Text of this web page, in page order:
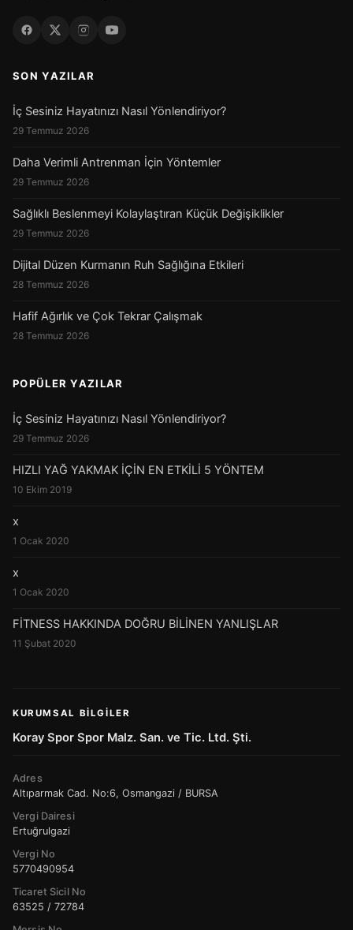
SON YAZILAR
İç Sesiniz Hayatınızı Nasıl Yönlendiriyor?
29 Temmuz 2026
Daha Verimli Antrenman İçin Yöntemler
29 Temmuz 2026
Sağlıklı Beslenmeyi Kolaylaştıran Küçük Değişiklikler
29 Temmuz 2026
Dijital Düzen Kurmanın Ruh Sağlığına Etkileri
28 Temmuz 2026
Hafif Ağırlık ve Çok Tekrar Çalışmak
28 Temmuz 2026
POPÜLER YAZILAR
İç Sesiniz Hayatınızı Nasıl Yönlendiriyor?
29 Temmuz 2026
HIZLI YAĞ YAKMAK İÇİN EN ETKİLİ 5 YÖNTEM
10 Ekim 2019
x
1 Ocak 2020
x
1 Ocak 2020
FİTNESS HAKKINDA DOĞRU BİLİNEN YANLIŞLAR
11 Şubat 2020
KURUMSAL BILGILER
Koray Spor Spor Malz. San. ve Tic. Ltd. Şti.
Adres
Altıparmak Cad. No:6, Osmangazi / BURSA
Vergi Dairesi
Ertuğrulgazi
Vergi No
5770490954
Ticaret Sicil No
63525 / 72784